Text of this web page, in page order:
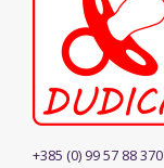
+385 (0) 99 57 88 370